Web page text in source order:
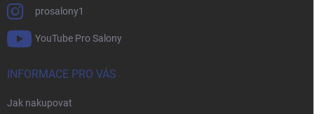
prosalony1
YouTube Pro Salony
INFORMACE PRO VÁS
Jak nakupovat